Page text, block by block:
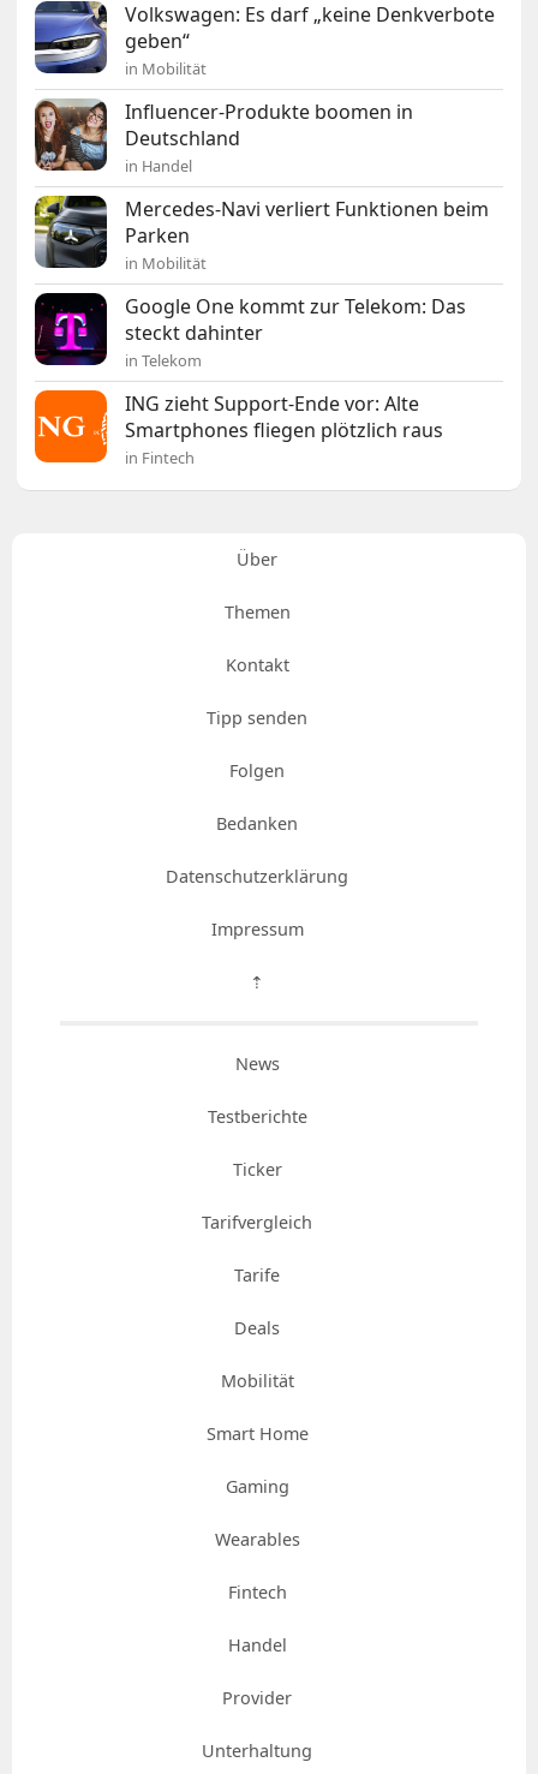
Volkswagen: Es darf „keine Denkverbote
geben“
in Mobilität
Influencer-Produkte boomen in
Deutschland
in Handel
Mercedes-Navi verliert Funktionen beim
Parken
in Mobilität
Google One kommt zur Telekom: Das
steckt dahinter
in Telekom
ING zieht Support-Ende vor: Alte
Smartphones fliegen plötzlich raus
in Fintech
Über
Themen
Kontakt
Tipp senden
Folgen
Bedanken
Datenschutzerklärung
Impressum
⇡
News
Testberichte
Ticker
Tarifvergleich
Tarife
Deals
Mobilität
Smart Home
Gaming
Wearables
Fintech
Handel
Provider
Unterhaltung